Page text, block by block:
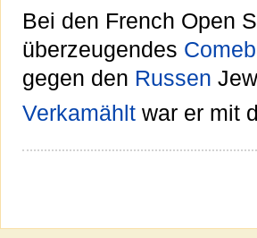
Bei den French Open
überzeugendes
gegen den Russen
Verkamählt war er mit